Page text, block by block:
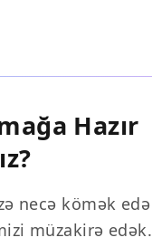
Hazır
necə kömək edə
müzakirə edək.